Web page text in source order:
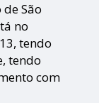
São
no
tendo
tendo
com